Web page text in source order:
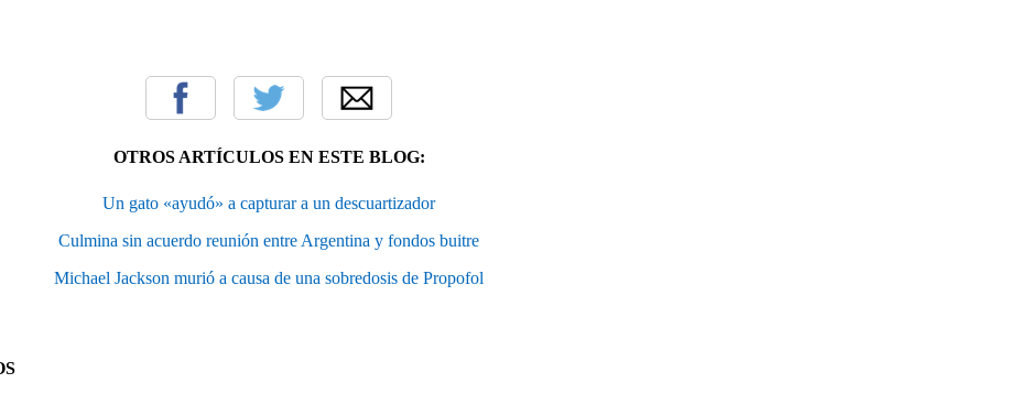
OTROS ARTÍCULOS EN ESTE BLOG:
Un gato «ayudó» a capturar a un descuartizador
Culmina sin acuerdo reunión entre Argentina y fondos buitre
Michael Jackson murió a causa de una sobredosis de Propofol